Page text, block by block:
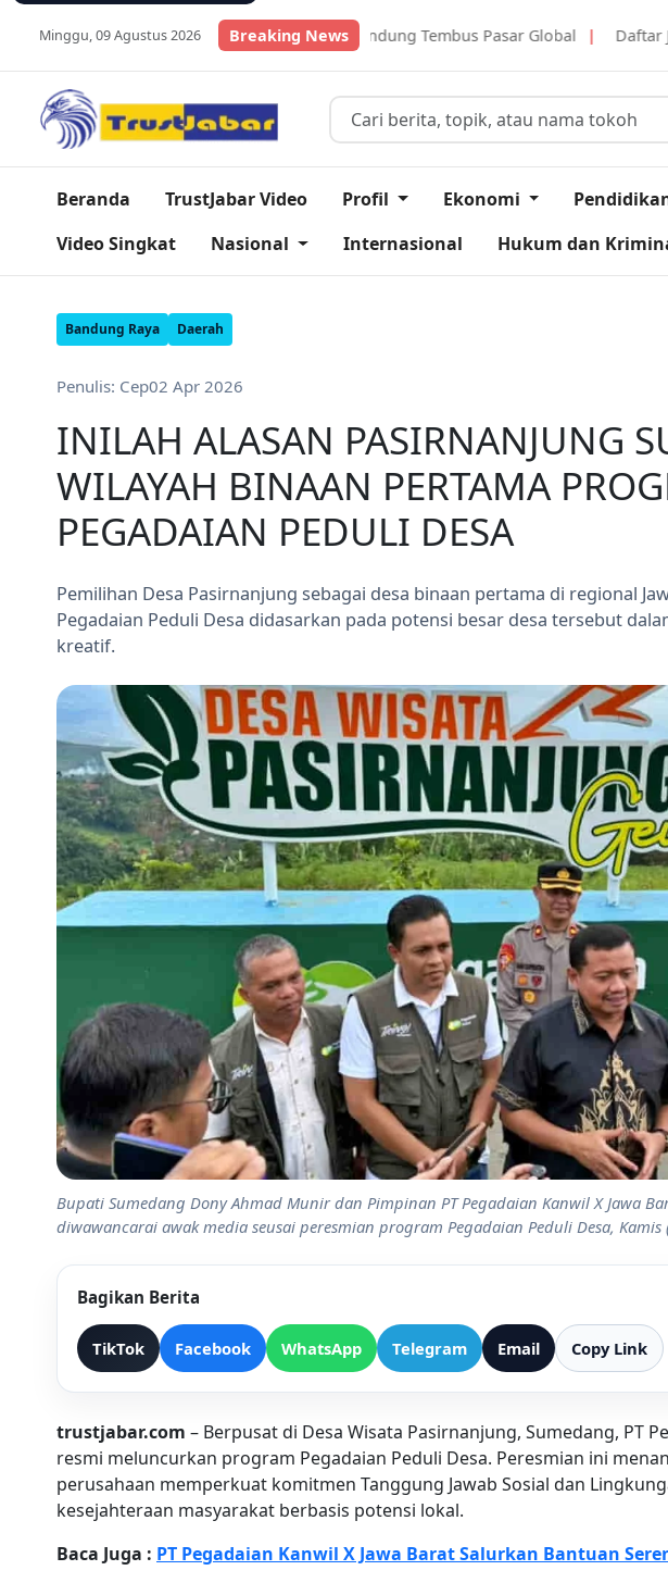
Minggu, 09 Agustus 2026 Breaking News
Ikan Lele Kabupaten Bandung Tembus Pasar Global Daftar Jadi Bakal Calon Ketua
Beranda TrustJabar Video Profil Ekonomi
Video Singkat
Nasional Internasional Hukum dan
Bandung Raya Daerah
Penulis: Cep02 Apr 2026
INILAH ALASAN PASIRNANJUNG
WILAYAH BINAAN PERTAMA
PEGADAIAN PEDULI DESA
Pemilihan Desa Pasirnanjung sebagai desa binaan pertama di regional
Pegadaian Peduli Desa didasarkan pada potensi besar desa tersebut
kreatif.
Bupati Sumedang Dony Ahmad Munir dan Pimpinan PT Pegadaian Kanwil X Jawa
diwawancarai awak media seusai peresmian program Pegadaian Peduli Desa,
Bagikan Berita
TikTok Facebook WhatsApp Telegram Email Copy Link
trustjabar.com – Berpusat di Desa Wisata Pasirnanjung, Sumedang, PT
resmi meluncurkan program Pegadaian Peduli Desa. Peresmian ini
perusahaan memperkuat komitmen Tanggung Jawab Sosial dan
kesejahteraan masyarakat berbasis potensi lokal.
Baca Juga : PT Pegadaian Kanwil X Jawa Barat Salurkan Bantuan